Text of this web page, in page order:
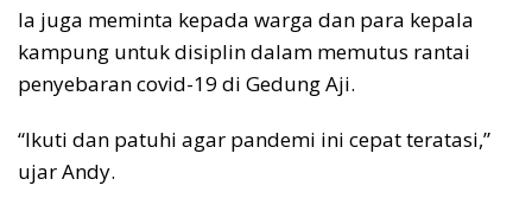
Ia juga meminta kepada warga dan para kepala
kampung untuk disiplin dalam memutus rantai
penyebaran covid-19 di Gedung Aji.
“Ikuti dan patuhi agar pandemi ini cepat teratasi,”
ujar Andy.